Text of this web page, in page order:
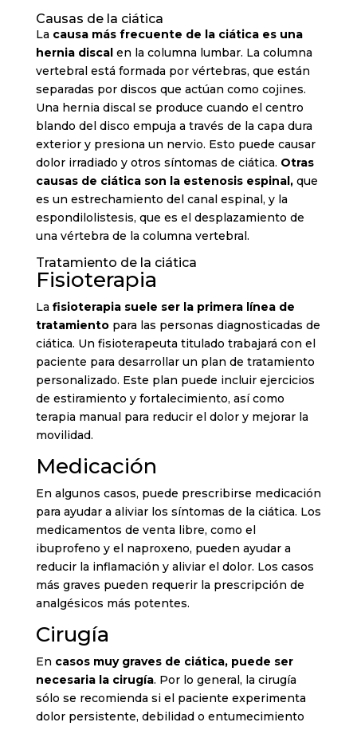
Causas de la ciática
La causa más frecuente de la ciática es una
hernia discalen la columna lumbar. La columna
vertebral está formada por vértebras, que están
separadas por discos que actúan como cojines.
Una hernia discal se produce cuando el centro
blando del disco empuja a través de la capa dura
exterior y presiona un nervio. Esto puede causar
dolor irradiado y otros síntomas de ciática. Otras
causas de ciática son la estenosis espinal,que
es un estrechamiento del canal espinal, y la
espondilolistesis, que es el desplazamiento de
una vértebra de la columna vertebral.
Tratamiento de la ciática
Fisioterapia
La fisioterapia suele ser la primera línea de
tratamiento para las personas diagnosticadas de
ciática. Un fisioterapeuta titulado trabajará con el
paciente para desarrollar un plan de tratamiento
personalizado. Este plan puede incluir ejercicios
de estiramiento y fortalecimiento, así como
terapia manual para reducir el dolor y mejorar la
movilidad.
Medicación
En algunos casos, puede prescribirse medicación
para ayudar a aliviar los síntomas de la ciática. Los
medicamentos de venta libre, como el
ibuprofeno y el naproxeno, pueden ayudar a
reducir la inflamación y aliviar el dolor. Los casos
más graves pueden requerir la prescripción de
analgésicos más potentes.
Cirugía
En casos muy graves de ciática, puede ser
necesaria la cirugía. Por lo general, la cirugía
sólo se recomienda si el paciente experimenta
dolor persistente, debilidad o entumecimiento